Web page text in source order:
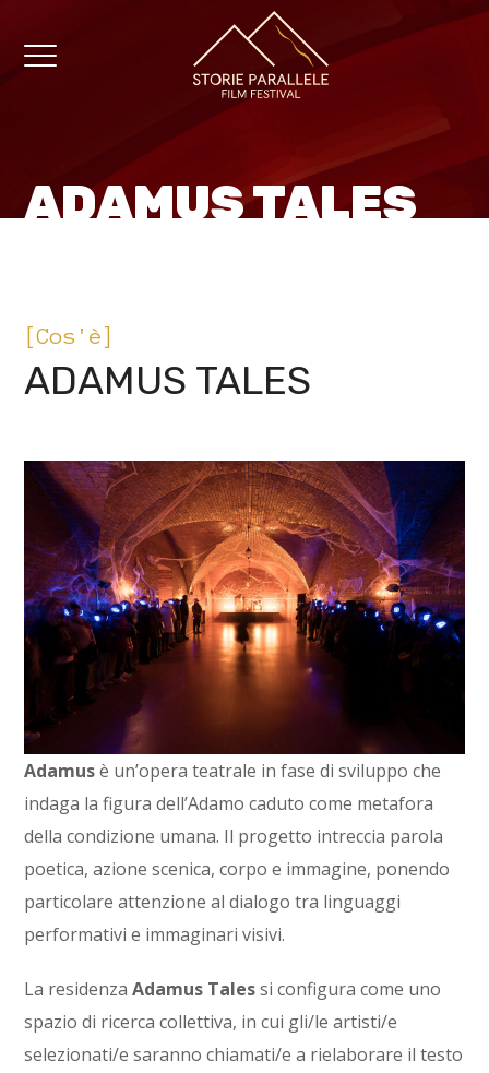
ADAMUS TALES
[Cos'è]
ADAMUS TALES
Adamusè un’opera teatrale in fase di sviluppo che
indaga la figura dell’Adamo caduto come metafora
della condizione umana. Il progetto intreccia parola
poetica, azione scenica, corpo e immagine, ponendo
particolare attenzione al dialogo tra linguaggi
performativi e immaginari visivi.
La residenzaAdamus Talessi configura come uno
spazio di ricerca collettiva, in cui gli/le artisti/e
selezionati/e saranno chiamati/e a rielaborare il testo